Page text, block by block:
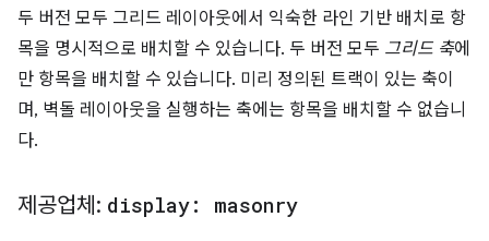
두 버전 모두 그리드 레이아웃에서 익숙한 라인 기반 배치로 항
목을 명시적으로 배치할 수 있습니다. 두 버전 모두 그리드 축에
만 항목을 배치할 수 있습니다. 미리 정의된 트랙이 있는 축이
며, 벽돌 레이아웃을 실행하는 축에는 항목을 배치할 수 없습니
다.
제공업체: display: masonry